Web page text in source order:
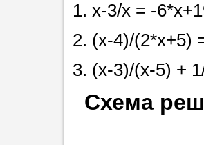
Мы
1. x-3/x = -
2. (x-4)/(2*x+5)
3. (x-3)/(x-5) +
Схема